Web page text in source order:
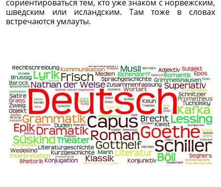
сориентироваться тем, кто уже знаком с норвежским,
шведским или исландским. Там тоже в словах
встречаются умлауты.